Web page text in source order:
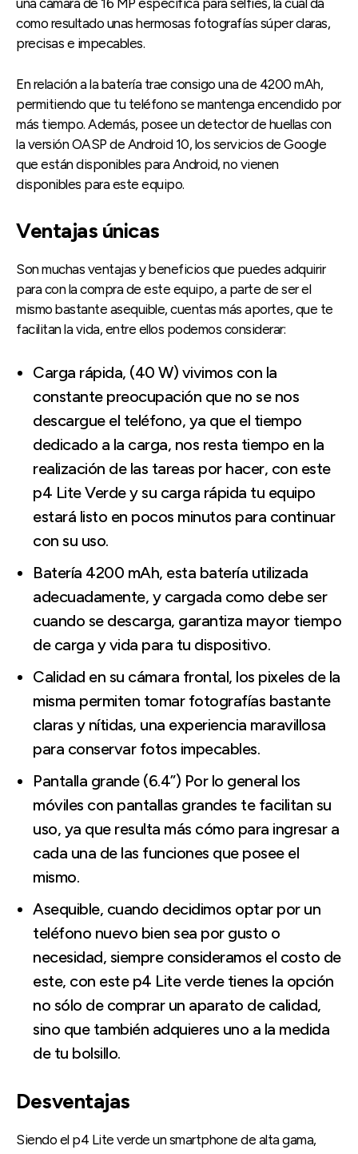
como resultado unas hermosas fotografías súper claras,
precisas e impecables.
En relación a la batería trae consigo una de 4200 mAh,
permitiendo que tu teléfono se mantenga encendido por
más tiempo. Además, posee un detector de huellas con
la versión OASP de Android 10, los servicios de Google
que están disponibles para Android, no vienen
disponibles para este equipo.
Ventajas únicas
Son muchas ventajas y beneficios que puedes adquirir
para con la compra de este equipo, a parte de ser el
mismo bastante asequible, cuentas más aportes, que te
facilitan la vida, entre ellos podemos considerar:
Carga rápida, (40 W) vivimos con la
constante preocupación que no se nos
descargue el teléfono, ya que el tiempo
dedicado a la carga, nos resta tiempo en la
realización de las tareas por hacer, con este
p4 Lite Verde y su carga rápida tu equipo
estará listo en pocos minutos para continuar
con su uso.
Batería 4200 mAh, esta batería utilizada
adecuadamente, y cargada como debe ser
cuando se descarga, garantiza mayor tiempo
de carga y vida para tu dispositivo.
Calidad en su cámara frontal, los pixeles de la
misma permiten tomar fotografías bastante
claras y nítidas, una experiencia maravillosa
para conservar fotos impecables.
Pantalla grande (6.4”) Por lo general los
móviles con pantallas grandes te facilitan su
uso, ya que resulta más cómo para ingresar a
cada una de las funciones que posee el
mismo.
Asequible, cuando decidimos optar por un
teléfono nuevo bien sea por gusto o
necesidad, siempre consideramos el costo de
este, con este p4 Lite verde tienes la opción
no sólo de comprar un aparato de calidad,
sino que también adquieres uno a la medida
de tu bolsillo.
Desventajas
Siendo el p4 Lite verde un smartphone de alta gama,